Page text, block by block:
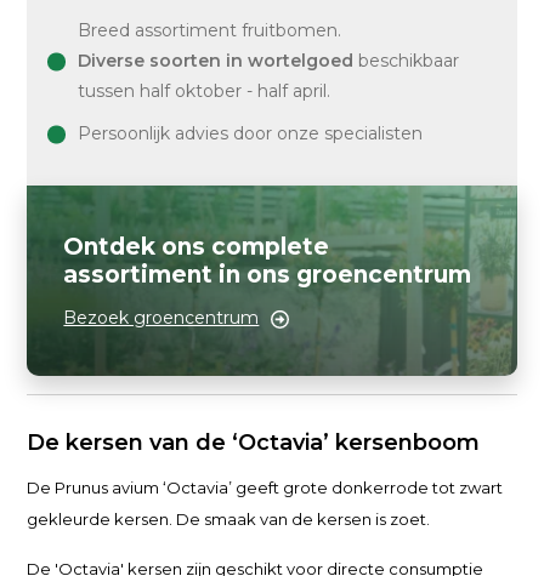
Breed assortiment fruitbomen.
Diverse soorten in wortelgoed beschikbaar
tussen half oktober - half april.
Persoonlijk advies door onze specialisten
Ontdek ons complete
assortiment in ons groencentrum
Bezoek groencentrum
De kersen van de ‘Octavia’ kersenboom
De Prunus avium ‘Octavia’ geeft grote donkerrode tot zwart
gekleurde kersen. De smaak van de kersen is zoet.
De 'Octavia' kersen zijn geschikt voor directe consumptie